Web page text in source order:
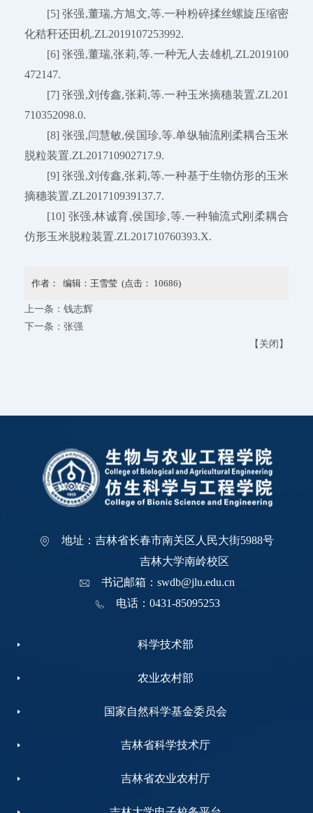
[5] 张强,董瑞,方旭文,等.一种粉碎揉丝螺旋压缩密
化秸秆还田机.ZL2019107253992.
[6] 张强,董瑞,张莉,等.一种无人去雄机.ZL2019100
472147.
[7] 张强,刘传鑫,张莉,等.一种玉米摘穗装置.ZL201
710352098.0.
[8] 张强,闫慧敏,侯国珍,等.单纵轴流刚柔耦合玉米
脱粒装置.ZL201710902717.9.
[9] 张强,刘传鑫,张莉,等.一种基于生物仿形的玉米
摘穗装置.ZL201710939137.7.
[10] 张强,林诚育,侯国珍,等.一种轴流式刚柔耦合
仿形玉米脱粒装置.ZL201710760393.X.
作者： 编辑：王雪莹 (点击： 10686)
上一条： 钱志辉
下一条： 张强
【 关闭 】
地址：吉林省长春市南关区人民大街5988号
吉林大学南岭校区
书记邮箱：swdb@jlu.edu.cn
电话：0431-85095253
科学技术部
农业农村部
国家自然科学基金委员会
吉林省科学技术厅
吉林省农业农村厅